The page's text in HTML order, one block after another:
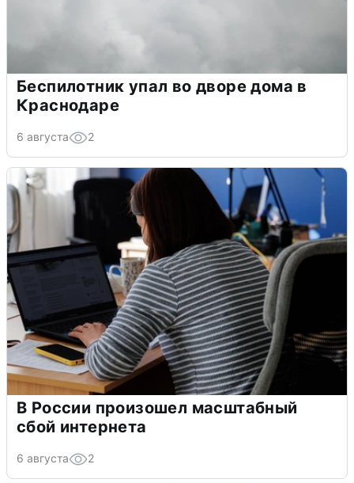
Беспилотник упал во дворе дома в
Краснодаре
6 августа 2
В России произошел масштабный
сбой интернета
6 августа 2